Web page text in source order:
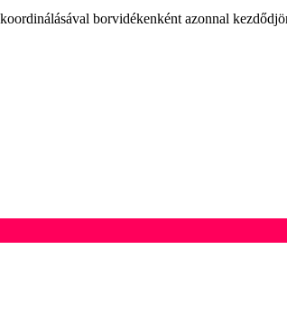
borvidékenként azonnal